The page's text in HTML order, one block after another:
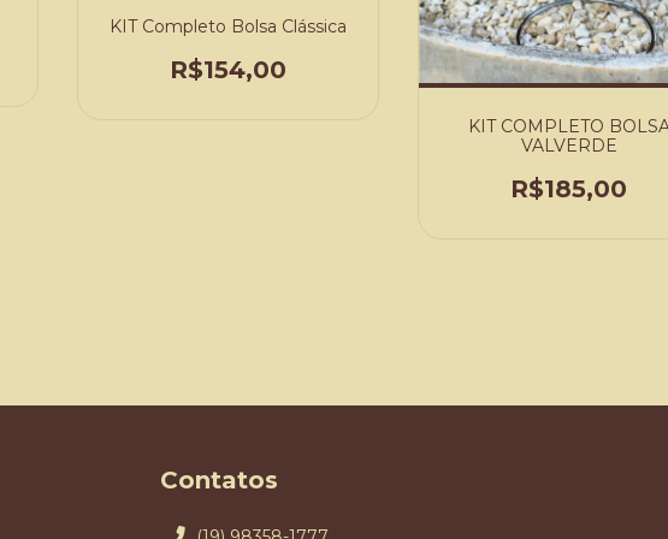
KIT Completo Bolsa Clássica
R$154,00
KIT COMPLETO
VALVERDE
R$185,00
Contatos